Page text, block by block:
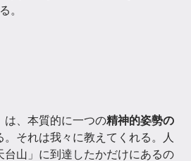
。
は、本質的に一つの精神的姿勢の
。それは我々に教えてくれる。人
台山」に到達したかだけにあるの